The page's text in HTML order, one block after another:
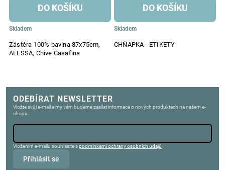
Zástěra 100% bavlna 87x75cm,
ALESSA, Chive|Casafina
Skladem
DO KOŠÍKU
CHŇAPKA - ETIKETY
Skladem
DO KOŠÍKU
ODEBÍRAT NEWSLETTER
Vložte svůj e-mail a my vám budeme zasílat informace o nových produktech na našem e-
shopu.
Vložením e-mailu souhlasíte spodmínkami ochrany osobních údajů
Přihlásit se